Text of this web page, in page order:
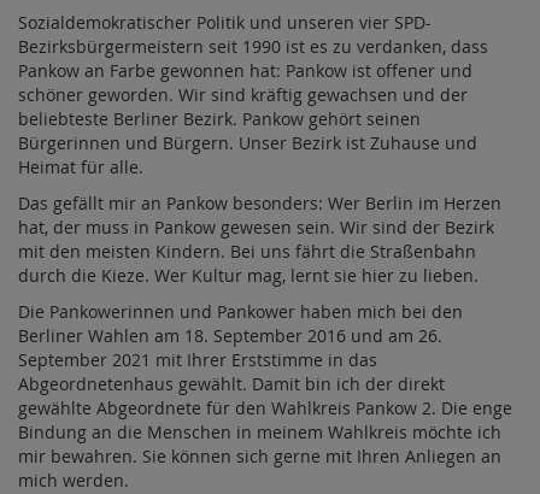
Sozialdemokratischer Politik und unseren vier SPD-
Bezirksbürgermeistern seit 1990 ist es zu verdanken, dass
Pankow an Farbe gewonnen hat: Pankow ist offener und
schöner geworden. Wir sind kräftig gewachsen und der
beliebteste Berliner Bezirk. Pankow gehört seinen
Bürgerinnen und Bürgern. Unser Bezirk ist Zuhause und
Heimat für alle.
Das gefällt mir an Pankow besonders: Wer Berlin im Herzen
hat, der muss in Pankow gewesen sein. Wir sind der Bezirk
mit den meisten Kindern. Bei uns fährt die Straßenbahn
durch die Kieze. Wer Kultur mag, lernt sie hier zu lieben.
Die Pankowerinnen und Pankower haben mich bei den
Berliner Wahlen am 18. September 2016 und am 26.
September 2021 mit Ihrer Erststimme in das
Abgeordnetenhaus gewählt. Damit bin ich der direkt
gewählte Abgeordnete für den Wahlkreis Pankow 2. Die enge
Bindung an die Menschen in meinem Wahlkreis möchte ich
mir bewahren. Sie können sich gerne mit Ihren Anliegen an
mich werden.